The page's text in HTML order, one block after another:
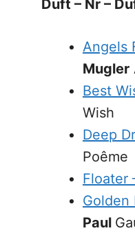
Duft – Nr –
Angels
Mugler
Best
Wish
Deep
Poême
Floater
Golden
Paul